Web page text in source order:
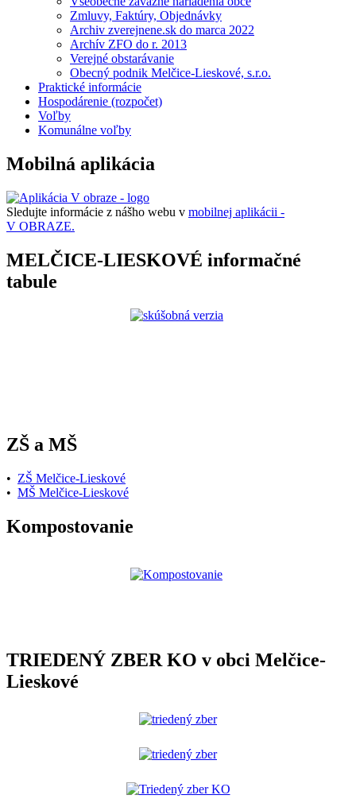
Zmluvy, Faktúry, Objednávky
Archiv zverejnene.sk do marca 2022
Archív ZFO do r. 2013
Verejné obstarávanie
Obecný podnik Melčice-Lieskové, s.r.o.
Praktické informácie
Hospodárenie (rozpočet)
Voľby
Komunálne voľby
Mobilná aplikácia
Sledujte informácie z nášho webu v mobilnej aplikácii -
V OBRAZE.
MELČICE-LIESKOVÉ informačné
tabule
ZŠ a MŠ
• ZŠ Melčice-Lieskové
• MŠ Melčice-Lieskové
Kompostovanie
TRIEDENÝ ZBER KO v obci Melčice-
Lieskové